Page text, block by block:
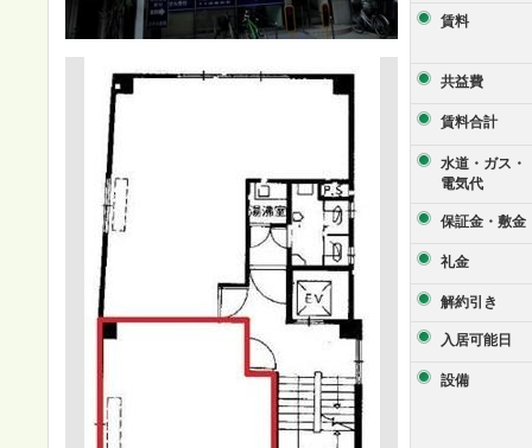
賃料
共益費
賃料合計
水道・ガス・
電気代
保証金・敷金
礼金
解約引き
入居可能日
設備